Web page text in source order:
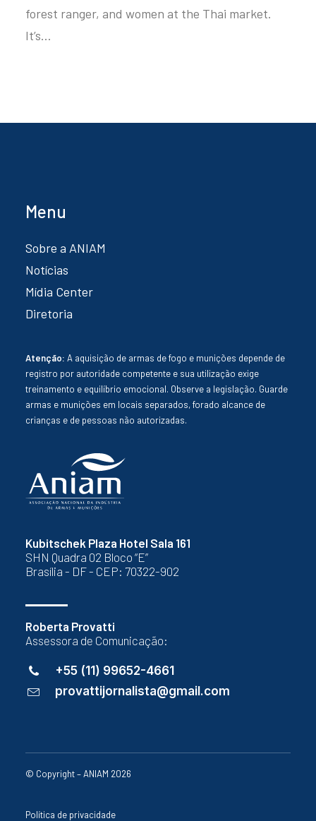
forest ranger, and women at the Thai market.
It’s…
Kubitschek Plaza Hotel Sala 161
SHN Quadra 02 Bloco “E”
Brasília - DF - CEP: 70322-902
Roberta Provatti
Assessora de Comunicação:
+55 (11) 99652-4661
provattijornalista@gmail.com
Menu
Sobre a ANIAM
Notícias
Mídia Center
Diretoria
Atenção: A aquisição de armas de fogo e munições depende de
registro por autoridade competente e sua utilização exige
treinamento e equilíbrio emocional. Observe a legislação. Guarde
armas e munições em locais separados, forado alcance de
crianças e de pessoas não autorizadas.
© Copyright – ANIAM 2026
Política de privacidade